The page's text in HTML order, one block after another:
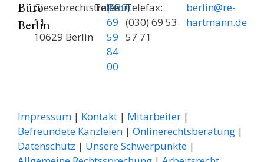
Büro
Berlin
Giesebrechtstraße
11
10629 Berlin
Telefon:
(030)
69
59
84
00
Telefax:
(030) 69 53
57 71
berlin@re-
hartmann.de
Impressum | Kontakt | Mitarbeiter |
Befreundete Kanzleien | Onlinerechtsberatung |
Datenschutz | Unsere Schwerpunkte |